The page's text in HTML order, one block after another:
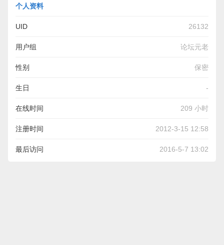
个人资料
UID 26132
用户组 论坛元老
性别 保密
生日 -
在线时间 209 小时
注册时间 2012-3-15 12:58
最后访问 2016-5-7 13:02